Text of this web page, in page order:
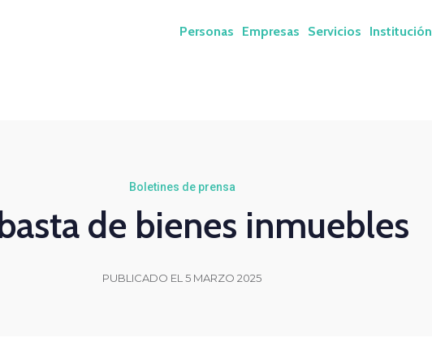
Personas Empresas Servicios Institución
Boletines de prensa
de bienes inmuebles
PUBLICADO EL 5 MARZO 2025